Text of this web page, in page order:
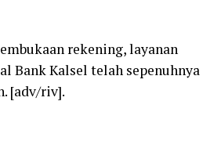
rekening, layanan
Bank Kalsel telah sepenuhnya
[adv/riv].